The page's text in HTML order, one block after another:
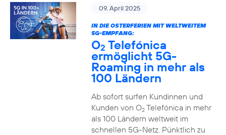
09. April 2025
IN DIE OSTERFERIEN MIT WELTWEITEM
5G-EMPFANG:
O2 Telefónica
ermöglicht 5G-
Roaming in mehr als
100 Ländern
Ab sofort surfen Kundinnen und
Kunden von O2Telefónica in mehr
als 100 Ländern weltweit im
schnellen 5G-Netz. Pünktlich zu